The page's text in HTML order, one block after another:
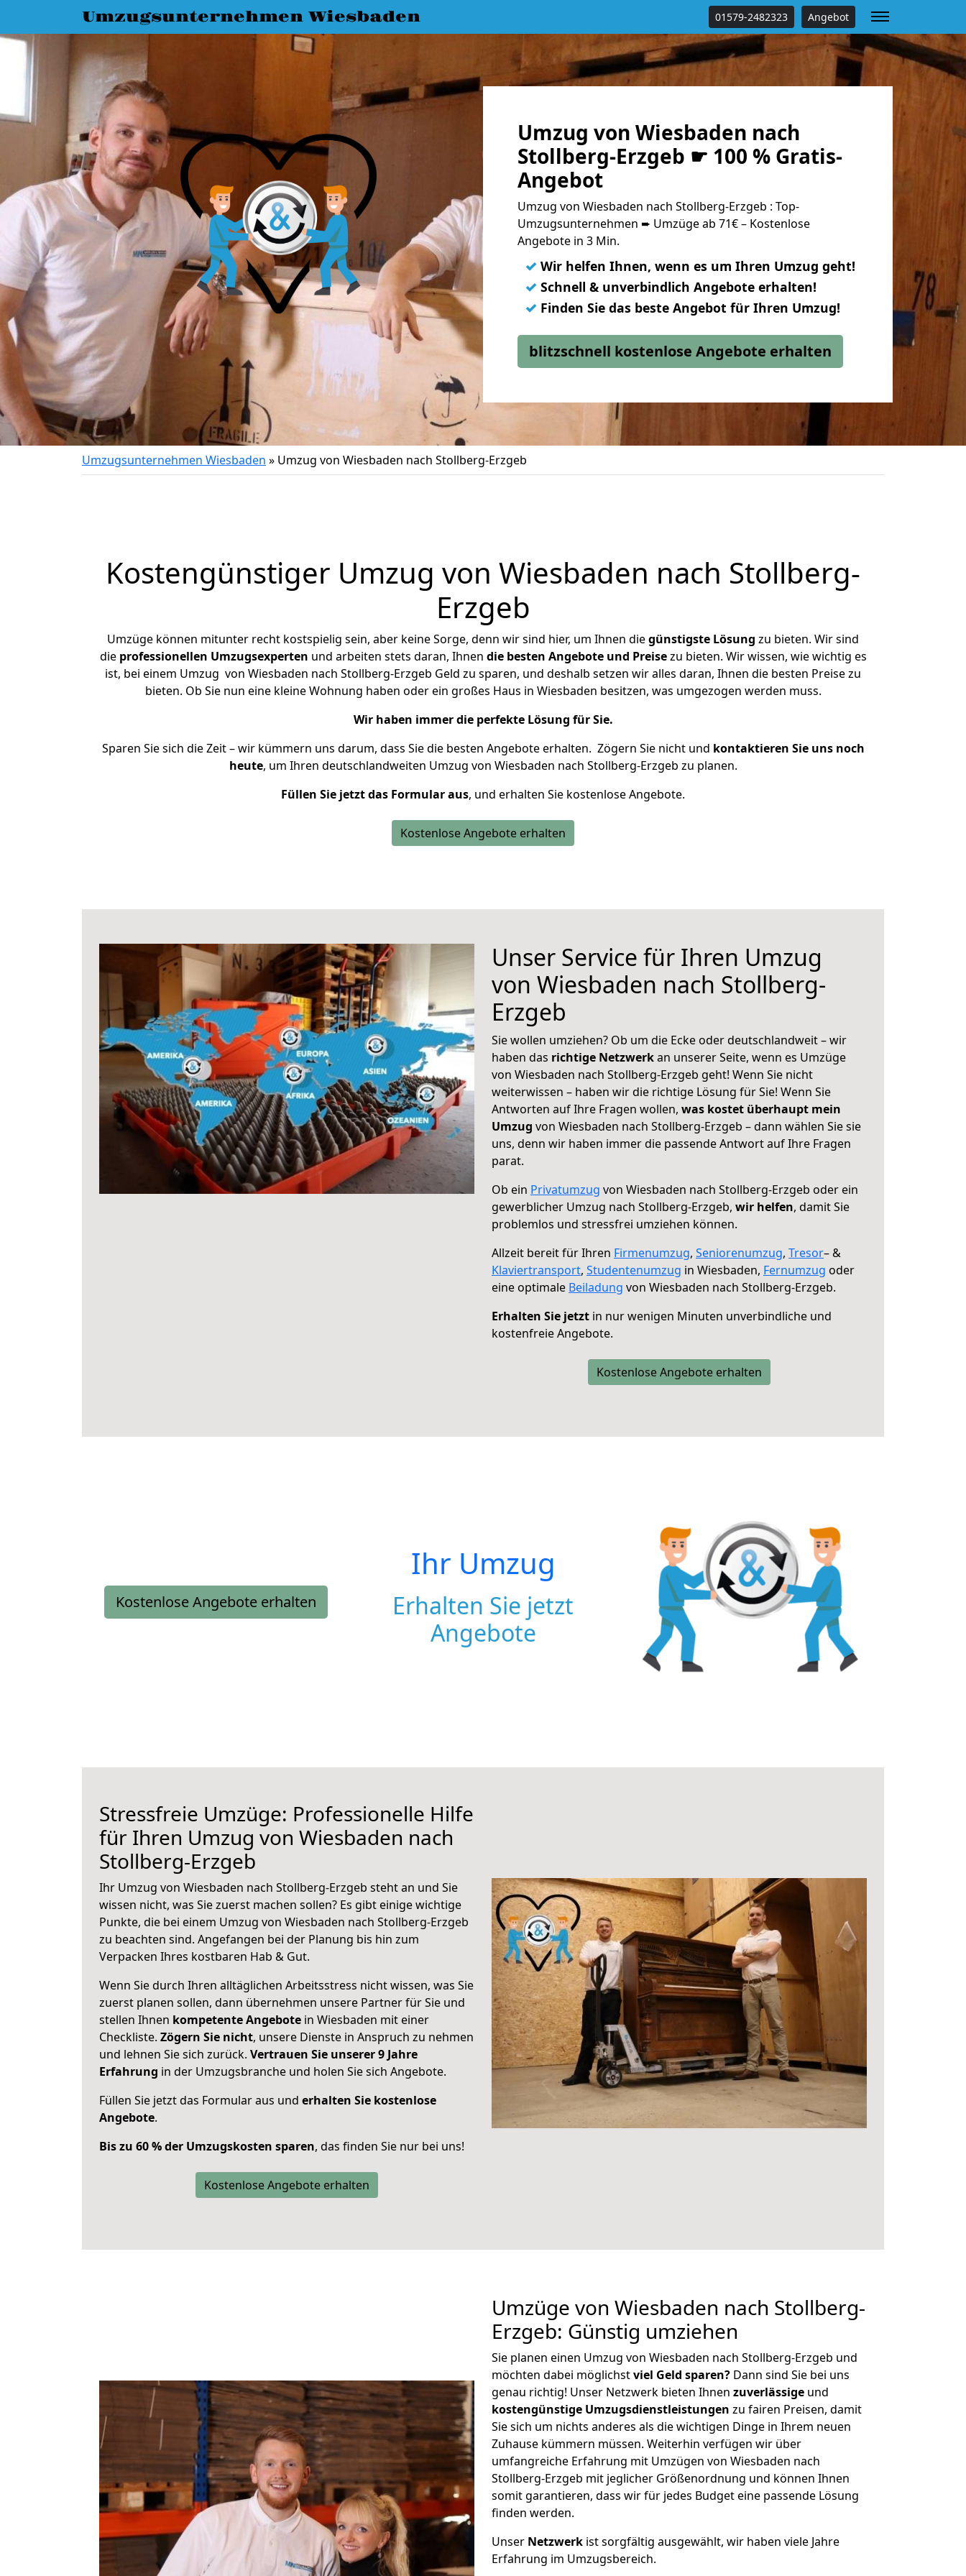
Umzugsunternehmen Wiesbaden 01579-2482323 Angebot
Umzug von Wiesbaden nach
Stollberg-Erzgeb ☛ 100 % Gratis-
Angebot
Umzug von Wiesbaden nach Stollberg-Erzgeb : Top-
Umzugsunternehmen ➨ Umzüge ab 71€ – Kostenlose
Angebote in 3 Min.
✓ Wir helfen Ihnen, wenn es um Ihren Umzug geht!
✓ Schnell & unverbindlich Angebote erhalten!
✓ Finden Sie das beste Angebot für Ihren Umzug!
blitzschnell kostenlose Angebote erhalten
Umzugsunternehmen Wiesbaden » Umzug von Wiesbaden nach Stollberg-Erzgeb
Kostengünstiger Umzug von Wiesbaden nach Stollberg-
Erzgeb
Umzüge können mitunter recht kostspielig sein, aber keine Sorge, denn wir sind hier, um Ihnen diegünstigste Lösung zu bieten. Wir sind
die professionellen Umzugsexperten und arbeiten stets daran, Ihnen die besten Angebote und Preisezu bieten. Wir wissen, wie wichtig es
ist, bei einem Umzug von Wiesbaden nach Stollberg-Erzgeb Geld zu sparen, und deshalb setzen wir alles daran, Ihnen die besten Preise zu
bieten. Ob Sie nun eine kleine Wohnung haben oder ein großes Haus in Wiesbaden besitzen, was umgezogen werden muss.
Wir haben immer die perfekte Lösung für Sie.
Sparen Sie sich die Zeit – wir kümmern uns darum, dass Sie die besten Angebote erhalten. Zögern Sie nicht und kontaktieren Sie uns noch
heute, um Ihren deutschlandweiten Umzug von Wiesbaden nach Stollberg-Erzgeb zu planen.
Füllen Sie jetzt das Formular aus, und erhalten Sie kostenlose Angebote.
Kostenlose Angebote erhalten
Unser Service für Ihren Umzug
von Wiesbaden nach Stollberg-
Erzgeb
Sie wollen umziehen? Ob um die Ecke oder deutschlandweit – wir
haben das richtige Netzwerkan unserer Seite, wenn es Umzüge
von Wiesbaden nach Stollberg-Erzgeb geht! Wenn Sie nicht
weiterwissen – haben wir die richtige Lösung für Sie! Wenn Sie
Antworten auf Ihre Fragen wollen, was kostet überhaupt mein
Umzug von Wiesbaden nach Stollberg-Erzgeb – dann wählen Sie sie
uns, denn wir haben immer die passende Antwort auf Ihre Fragen
parat.
Ob ein Privatumzug von Wiesbaden nach Stollberg-Erzgeb oder ein
gewerblicher Umzug nach Stollberg-Erzgeb, wir helfen, damit Sie
problemlos und stressfrei umziehen können.
Allzeit bereit für Ihren Firmenumzug, Seniorenumzug, Tresor– &
Klaviertransport, Studentenumzug in Wiesbaden, Fernumzug oder
eine optimale Beiladung von Wiesbaden nach Stollberg-Erzgeb.
Erhalten Sie jetzt in nur wenigen Minuten unverbindliche und
kostenfreie Angebote.
Kostenlose Angebote erhalten
Kostenlose Angebote erhalten
Ihr Umzug
Erhalten Sie jetzt
Angebote
Stressfreie Umzüge: Professionelle Hilfe
für Ihren Umzug von Wiesbaden nach
Stollberg-Erzgeb
Ihr Umzug von Wiesbaden nach Stollberg-Erzgeb steht an und Sie
wissen nicht, was Sie zuerst machen sollen? Es gibt einige wichtige
Punkte, die bei einem Umzug von Wiesbaden nach Stollberg-Erzgeb
zu beachten sind. Angefangen bei der Planung bis hin zum
Verpacken Ihres kostbaren Hab & Gut.
Wenn Sie durch Ihren alltäglichen Arbeitsstress nicht wissen, was Sie
zuerst planen sollen, dann übernehmen unsere Partner für Sie und
stellen Ihnen kompetente Angebote in Wiesbaden mit einer
Checkliste. Zögern Sie nicht, unsere Dienste in Anspruch zu nehmen
und lehnen Sie sich zurück. Vertrauen Sie unserer 9 Jahre
Erfahrung in der Umzugsbranche und holen Sie sich Angebote.
Füllen Sie jetzt das Formular aus und erhalten Sie kostenlose
Angebote.
Bis zu 60 % der Umzugskosten sparen, das finden Sie nur bei uns!
Kostenlose Angebote erhalten
Umzüge von Wiesbaden nach Stollberg-
Erzgeb: Günstig umziehen
Sie planen einen Umzug von Wiesbaden nach Stollberg-Erzgeb und
möchten dabei möglichstviel Geld sparen? Dann sind Sie bei uns
genau richtig! Unser Netzwerk bieten Ihnen zuverlässige und
kostengünstige Umzugsdienstleistungen zu fairen Preisen, damit
Sie sich um nichts anderes als die wichtigen Dinge in Ihrem neuen
Zuhause kümmern müssen. Weiterhin verfügen wir über
umfangreiche Erfahrung mit Umzügen von Wiesbaden nach
Stollberg-Erzgeb mit jeglicher Größenordnung und können Ihnen
somit garantieren, dass wir für jedes Budget eine passende Lösung
finden werden.
Unser Netzwerk ist sorgfältig ausgewählt, wir haben viele Jahre
Erfahrung im Umzugsbereich.